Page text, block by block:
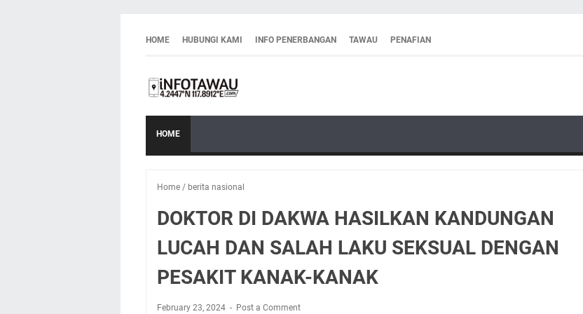
HOME HUBUNGI KAMI INFO PENERBANGAN TAWAU PENAFIAN
HOME
Home / berita nasional
DOKTOR DI DAKWA HASILKAN KANDUNGAN
LUCAH DAN SALAH LAKU SEKSUAL DENGAN
PESAKIT KANAK-KANAK
February 23, 2024 Post a Comment